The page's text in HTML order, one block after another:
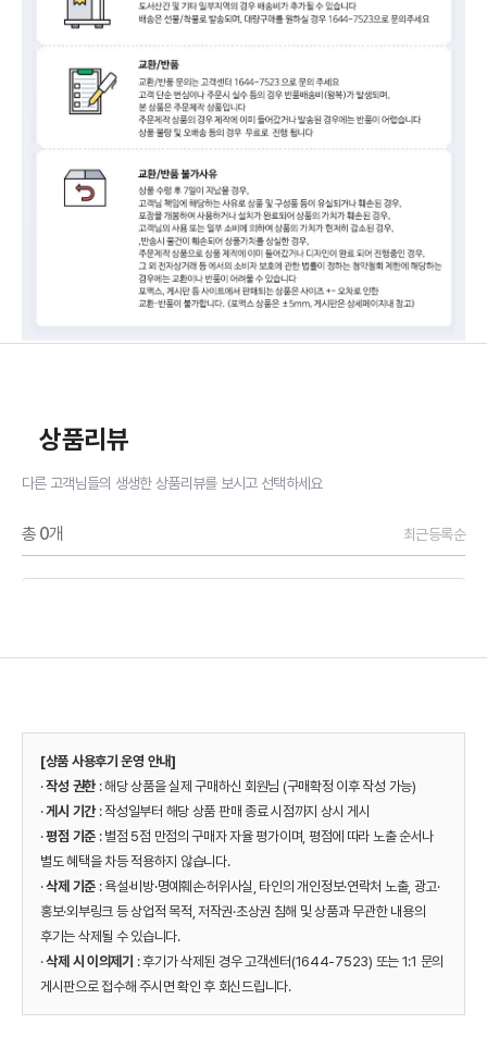
상품리뷰
다른 고객님들의 생생한 상품리뷰를 보시고 선택하세요
총 0개 최근등록순
[상품 사용후기 운영 안내]
·작성 권한 : 해당 상품을 실제 구매하신 회원님 (구매확정 이후 작성 가능)
·게시 기간: 작성일부터 해당 상품 판매 종료 시점까지 상시 게시
·평점 기준 : 별점 5점 만점의 구매자 자율 평가이며, 평점에 따라 노출 순서나
별도 혜택을 차등 적용하지 않습니다.
·삭제 기준 : 욕설·비방·명예훼손·허위사실, 타인의 개인정보·연락처 노출, 광고·
홍보·외부링크 등 상업적 목적, 저작권·초상권 침해 및 상품과 무관한 내용의
후기는 삭제될 수 있습니다.
·삭제 시 이의제기 : 후기가 삭제된 경우 고객센터(1644-7523) 또는 1:1 문의
게시판으로 접수해 주시면 확인 후 회신드립니다.